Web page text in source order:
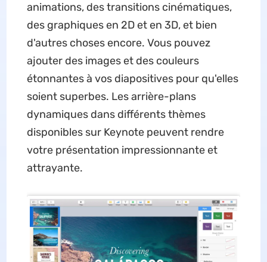
animations, des transitions cinématiques,
des graphiques en 2D et en 3D, et bien
d'autres choses encore. Vous pouvez
ajouter des images et des couleurs
étonnantes à vos diapositives pour qu'elles
soient superbes. Les arrière-plans
dynamiques dans différents thèmes
disponibles sur Keynote peuvent rendre
votre présentation impressionnante et
attrayante.